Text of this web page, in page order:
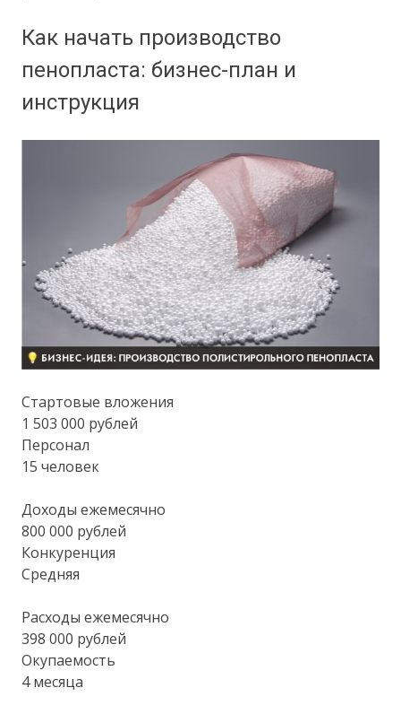
Как начать производство
пенопласта: бизнес-план и
инструкция
Стартовые вложения
1 503 000 рублей
Персонал
15 человек
Доходы ежемесячно
800 000 рублей
Конкуренция
Средняя
Расходы ежемесячно
398 000 рублей
Окупаемость
4 месяца